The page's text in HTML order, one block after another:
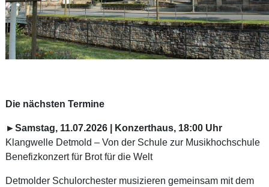
Die nächsten Termine
►Samstag, 11.07.2026 | Konzerthaus, 18:00 Uhr
Klangwelle Detmold – Von der Schule zur Musikhochschule
Benefizkonzert für Brot für die Welt
Detmolder Schulorchester musizieren gemeinsam mit dem